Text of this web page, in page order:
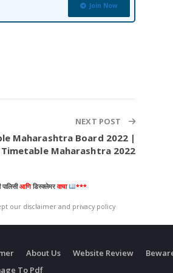
Join Now
NEXT POST
Maharashtra Board 2022 |
Timetable Maharashtra 2022
पालिसीआणिडिस्क्लेमर वाचा ***
our disclaimer and privacy policy
About Us Website Review
To Pdf